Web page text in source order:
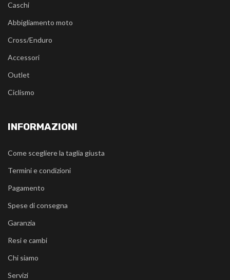
Caschi
Abbigliamento moto
Cross/Enduro
Accessori
Outlet
Ciclismo
INFORMAZIONI
Come scegliere la taglia giusta
Termini e condizioni
Pagamento
Spese di consegna
Garanzia
Resi e cambi
Chi siamo
Servizi